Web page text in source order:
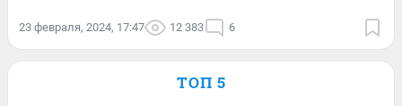
23 февраля, 2024, 17:47 12 383 6
ТОП 5